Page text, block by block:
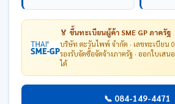
🏅 ขึ้นทะเบียนผู้ค้า SME GP ภาครัฐ
บริษัท ตะวันไพพ์ จำกัด · เลขทะเบียน
รองรับจัดซื้อจัดจ้างภาครัฐ · ออกใบเสน
ได้
📞 084-149-4471